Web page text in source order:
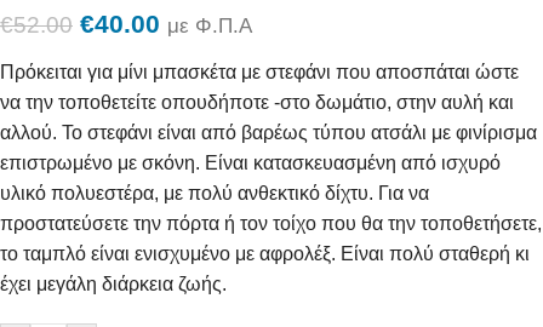
€52.00 €40.00 με Φ.Π.Α
Πρόκειται για μίνι μπασκέτα με στεφάνι που αποσπάται ώστε
να την τοποθετείτε οπουδήποτε -στο δωμάτιο, στην αυλή και
αλλού. Το στεφάνι είναι από βαρέως τύπου ατσάλι με φινίρισμα
επιστρωμένο με σκόνη. Είναι κατασκευασμένη από ισχυρό
υλικό πολυεστέρα, με πολύ ανθεκτικό δίχτυ. Για να
προστατεύσετε την πόρτα ή τον τοίχο που θα την τοποθετήσετε,
το ταμπλό είναι ενισχυμένο με αφρολέξ. Είναι πολύ σταθερή κι
έχει μεγάλη διάρκεια ζωής.